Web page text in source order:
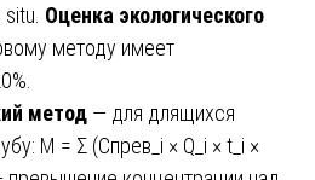
Оценка экологического
методу имеет
метод — для длящихся
М = Σ (Спрев_i × Q_i × t_i ×